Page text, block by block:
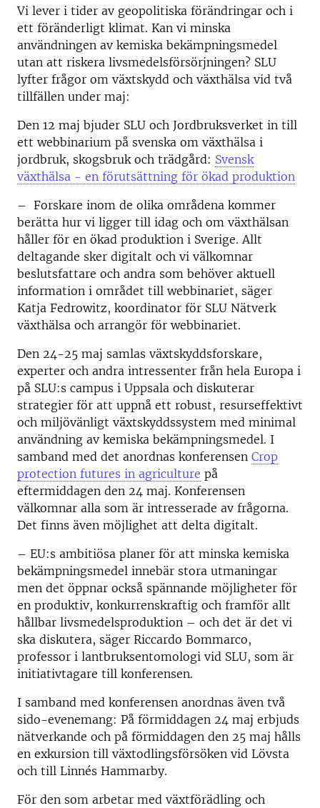
Vi lever i tider av geopolitiska förändringar och i
ett föränderligt klimat. Kan vi minska
användningen av kemiska bekämpningsmedel
utan att riskera livsmedelsförsörjningen? SLU
lyfter frågor om växtskydd och växthälsa vid två
tillfällen under maj:
Den 12 maj bjuder SLU och Jordbruksverket in till
ett webbinarium på svenska om växthälsa i
jordbruk, skogsbruk och trädgård: Svensk
växthälsa - en förutsättning för ökad produktion
– Forskare inom de olika områdena kommer
berätta hur vi ligger till idag och om växthälsan
håller för en ökad produktion i Sverige. Allt
deltagande sker digitalt och vi välkomnar
beslutsfattare och andra som behöver aktuell
information i området till webbinariet, säger
Katja Fedrowitz, koordinator för SLU Nätverk
växthälsa och arrangör för webbinariet.
Den 24-25 maj samlas växtskyddsforskare,
experter och andra intressenter från hela Europa i
på SLU:s campus i Uppsala och diskuterar
strategier för att uppnå ett robust, resurseffektivt
och miljövänligt växtskyddssystem med minimal
användning av kemiska bekämpningsmedel. I
samband med det anordnas konferensen Crop
protection futures in agriculture på
eftermiddagen den 24 maj. Konferensen
välkomnar alla som är intresserade av frågorna.
Det finns även möjlighet att delta digitalt.
– EU:s ambitiösa planer för att minska kemiska
bekämpningsmedel innebär stora utmaningar
men det öppnar också spännande möjligheter för
en produktiv, konkurrenskraftig och framför allt
hållbar livsmedelsproduktion – och det är det vi
ska diskutera, säger Riccardo Bommarco,
professor i lantbruksentomologi vid SLU, som är
initiativtagare till konferensen.
I samband med konferensen anordnas även två
sido-evenemang: På förmiddagen 24 maj erbjuds
nätverkande och på förmiddagen den 25 maj hålls
en exkursion till växtodlingsförsöken vid Lövsta
och till Linnés Hammarby.
För den som arbetar med växtförädling och